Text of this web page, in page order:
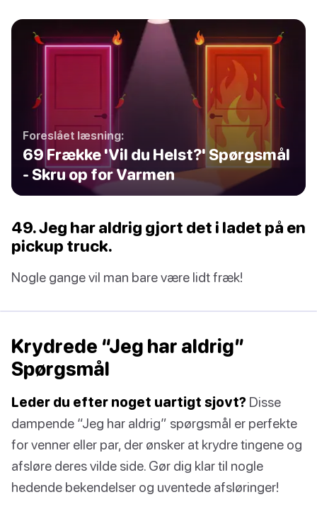
Foreslået læsning:
69 Frække 'Vil du Helst?' Spørgsmål
- Skru op for Varmen
49. Jeg har aldrig gjort det i ladet på en
pickup truck.
Nogle gange vil man bare være lidt fræk!
Krydrede “Jeg har aldrig”
Spørgsmål
Leder du efter noget uartigt sjovt? Disse
dampende “Jeg har aldrig” spørgsmål er perfekte
for venner eller par, der ønsker at krydre tingene og
afsløre deres vilde side. Gør dig klar til nogle
hedende bekendelser og uventede afsløringer!